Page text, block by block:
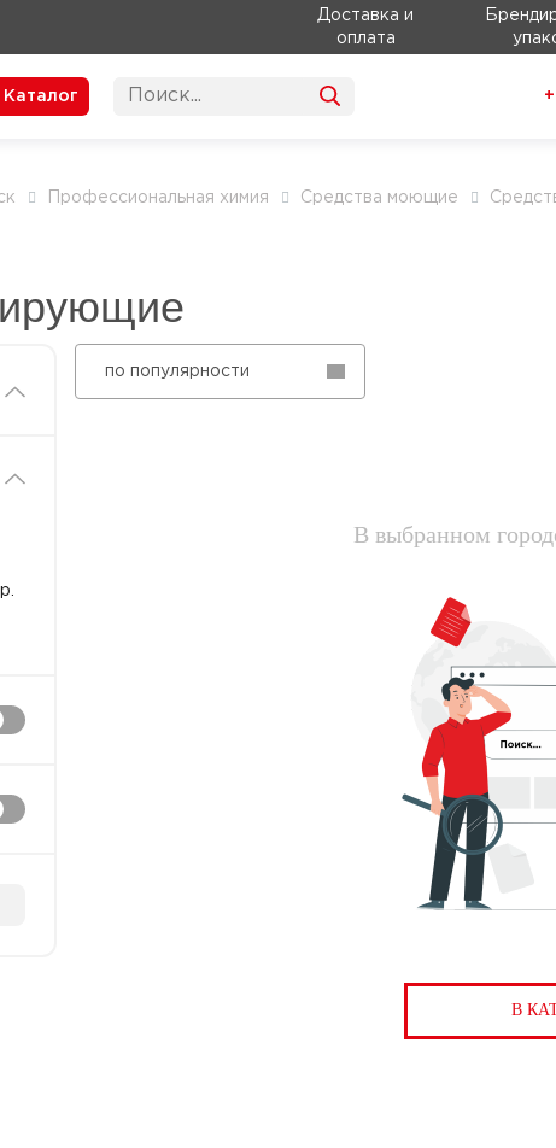
Доставка и
оплата
Каталог
Профессиональная химия Средства моющие
по популярности
В выбранном
В